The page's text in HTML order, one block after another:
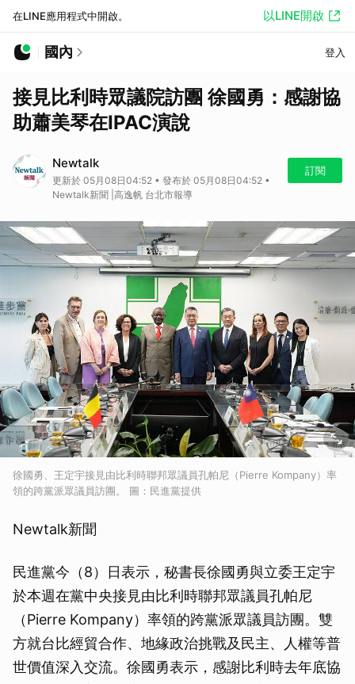
在LINE應用程式中開啟。 以LINE開啟
國內 登入
接見比利時眾議院訪團 徐國勇：感謝協
助蕭美琴在IPAC演說
Newtalk
更新於 05月08日04:52 • 發布於 05月08日04:52 •
Newtalk新聞 |高逸帆 台北市報導
訂閱
徐國勇、王定宇接見由比利時聯邦眾議員孔帕尼（Pierre Kompany）率
領的跨黨派眾議員訪團。 圖：民進黨提供
Newtalk新聞
民進黨今（8）日表示，秘書長徐國勇與立委王定宇
於本週在黨中央接見由比利時聯邦眾議員孔帕尼
（Pierre Kompany）率領的跨黨派眾議員訪團。雙
方就台比經貿合作、地緣政治挑戰及民主、人權等普
世價值深入交流。徐國勇表示，感謝比利時去年底協